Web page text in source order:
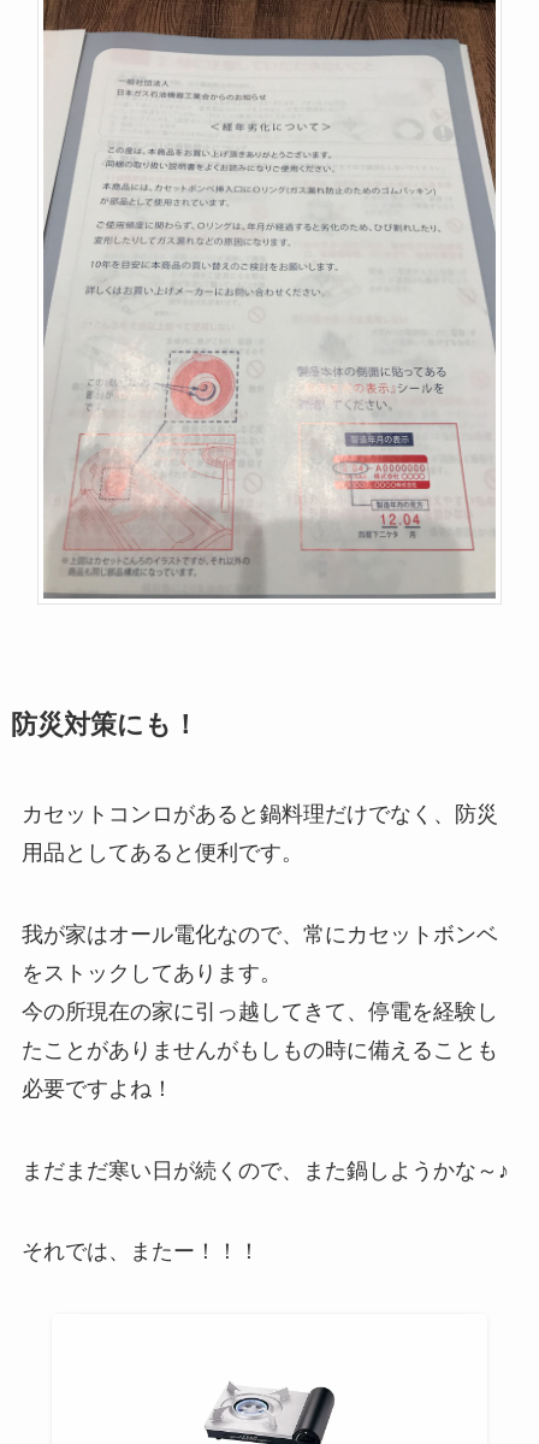
防災対策にも！
カセットコンロがあると鍋料理だけでなく、防災
用品としてあると便利です。
我が家はオール電化なので、常にカセットボンベ
をストックしてあります。
今の所現在の家に引っ越してきて、停電を経験し
たことがありませんがもしもの時に備えることも
必要ですよね！
まだまだ寒い日が続くので、また鍋しようかな～♪
それでは、またー！！！